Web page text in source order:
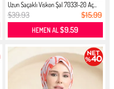
Uzun Saçaklı Viskon Şal 70331-20 Aç...
$39.93 $15.99
HEMEN AL$9.59